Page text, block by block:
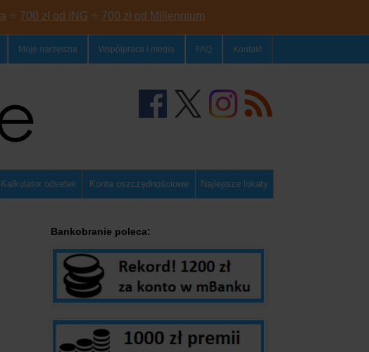
⭐ 700 zł od ING ⭐ 700 zł od Millennium
Moje narzędzia Współpraca i media FAQ Kontakt
Kalkulator odsetek Konta oszczędnościowe Najlepsze lokaty
Bankobranie poleca: